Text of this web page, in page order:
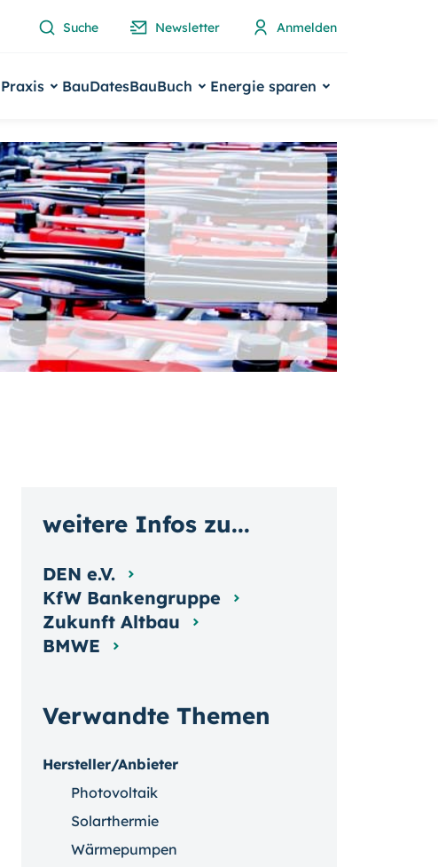
Suche Newsletter Anmelden
Praxis BauDatesBauBuch Energie sparen
Verwandte Themen
Hersteller/Anbieter
Photovoltaik
Solarthermie
Wärmepumpen
weitere Infos zu...
DEN e.V.
KfW Bankengruppe
Zukunft Altbau
BMWE